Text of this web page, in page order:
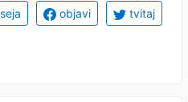
seja objavi tvitaj